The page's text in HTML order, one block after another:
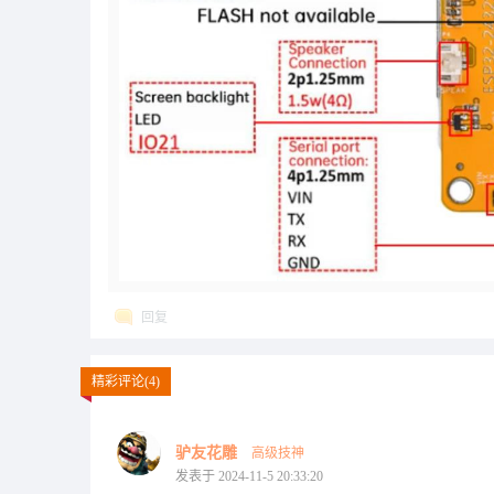
回复
精彩评论(4)
驴友花雕
高级技神
发表于 2024-11-5 20:33:20